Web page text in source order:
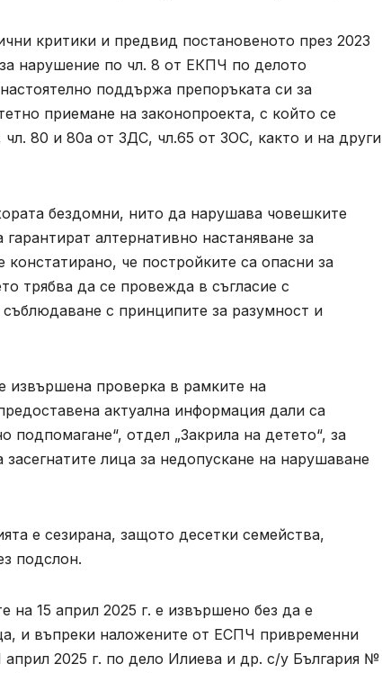
критики и предвид постановеното през 2023
нарушение по чл. 8 от ЕКПЧ по делото
поддържа препоръката си за
приемане на законопроекта, с който се
80 и 80а от ЗДС, чл.65 от ЗОС, както и на други
бездомни, нито да нарушава човешките
алтернативно настаняване за
констатирано, че постройките са опасни за
трябва да се провежда в съгласие с
с принципите за разумност и
извършена проверка в рамките на
актуална информация дали са
отдел „Закрила на детето“, за
лица за недопускане на нарушаване
е сезирана, защото десетки семейства,
подслон.
на 15 април 2025 г. е извършено без да е
и въпреки наложените от ЕСПЧ привременни
2025 г. по дело Илиева и др. с/у България №